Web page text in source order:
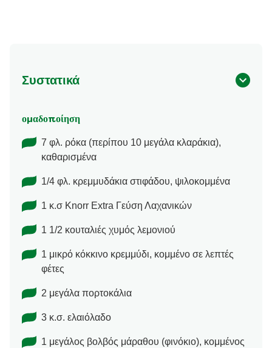
Συστατικά
ομαδοποίηση
7 φλ. ρόκα (περίπου 10 μεγάλα κλαράκια),
καθαρισμένα
1/4 φλ. κρεμμυδάκια στιφάδου, ψιλοκομμένα
1 κ.σ Knorr Extra Γεύση Λαχανικών
1 1/2 κουταλιές χυμός λεμονιού
1 μικρό κόκκινο κρεμμύδι, κομμένο σε λεπτές
φέτες
2 μεγάλα πορτοκάλια
3 κ.σ. ελαιόλαδο
1 μεγάλος βολβός μάραθου (φινόκιο), κομμένος